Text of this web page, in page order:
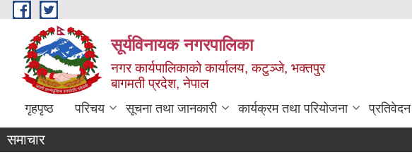
Skip to main content
सूर्यविनायक नगरपालिका
नगर कार्यपालिकाको कार्यालय, कटुञ्जे, भक्तपुर
बागमती प्रदेश, नेपाल
गृहपृष्ठ परिचय सूचना तथा जानकारी कार्यक्रम तथा परियोजना प्रतिवेदन
समाचार